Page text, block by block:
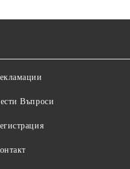
Въпроси